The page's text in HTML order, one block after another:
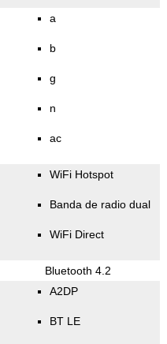
a
b
g
n
ac
WiFi Hotspot
Banda de radio dual
WiFi Direct
Bluetooth 4.2
A2DP
BT LE